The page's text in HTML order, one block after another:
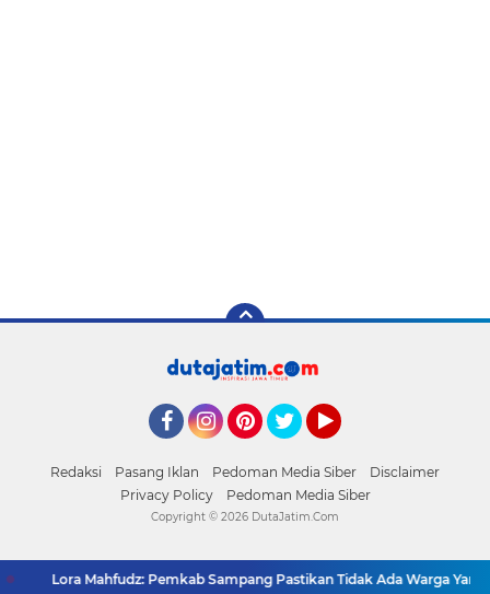
Redaksi Pasang Iklan Pedoman Media Siber
Disclaimer
Privacy Policy
Pedoman Media Siber
Lora Mahfudz: Pemkab Sampang Pastikan Tidak Ada Warga Yang
Copyright © 2026 DutaJatim.Com